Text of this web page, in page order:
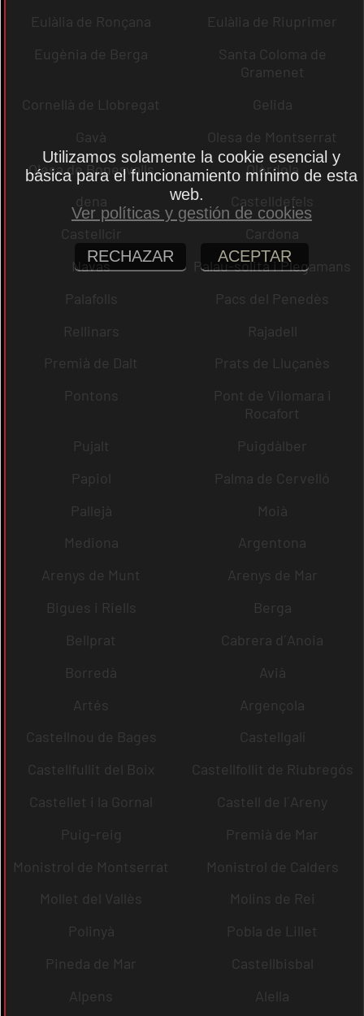
Eulàlia de Ronçana
Eulàlia de Riuprimer
Eugènia de Berga
Santa Coloma de
Gramenet
Cornellà de Llobregat
Gelida
Gavà
Olesa de Montserrat
Olesa de Bonesvalls
Olèrdola
dena
Castelldefels
Castellcir
Cardona
Navas
Palau-solità i Plegamans
Palafolls
Pacs del Penedès
Rellinars
Rajadell
Premià de Dalt
Prats de Lluçanès
Pontons
Pont de Vilomara i
Rocafort
Pujalt
Puigdàlber
Papiol
Palma de Cervelló
Pallejà
Moià
Mediona
Argentona
Arenys de Munt
Arenys de Mar
Bigues i Riells
Berga
Bellprat
Cabrera d´Anoia
Borredà
Avià
Artés
Argençola
Castellnou de Bages
Castellgalí
Castellfullit del Boix
Castellfollit de Riubregós
Castellet i la Gornal
Castell de l´Areny
Puig-reig
Premià de Mar
Monistrol de Montserrat
Monistrol de Calders
Mollet del Vallès
Molins de Rei
Polinyà
Pobla de Lillet
Pineda de Mar
Castellbisbal
Alpens
Alella
Utilizamos solamente la cookie esencial y
básica para el funcionamiento mínimo de esta
web.
Ver políticas y gestión de cookies
RECHAZAR ACEPTAR